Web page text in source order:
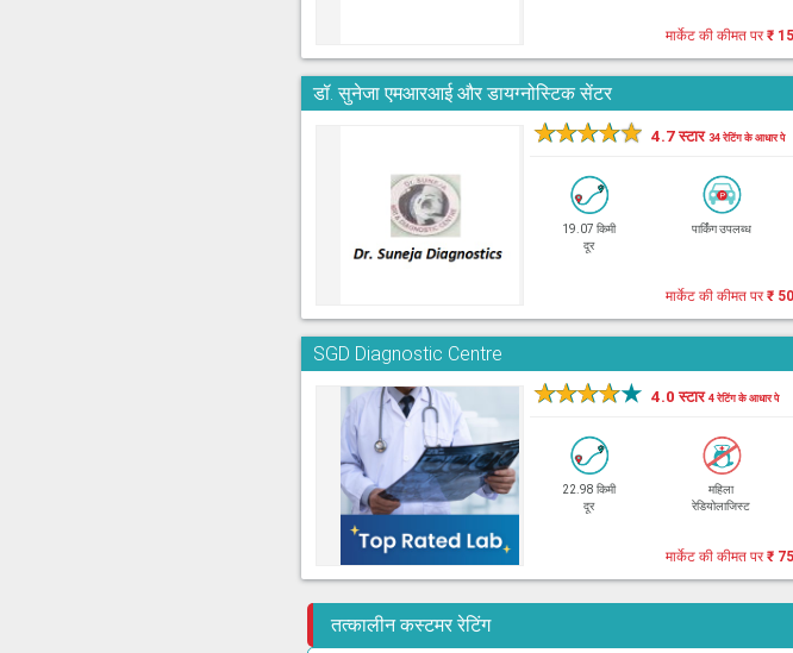
मार्केट की कीमत पर₹
डॉ. सुनेजा एमआरआई और डायग्नोस्टिक सेंटर
★★★★★ 4.7 स्टार34 रेटिंग के आधार पे
19.07 किमी
दूर
पार्किंग उपलब्ध
मार्केट की कीमत पर₹
SGD Diagnostic Centre
★★★★★ 4.0 स्टार4 रेटिंग के आधार पे
22.98 किमी
दूर
महिला
रेडियोलाजिस्ट
मार्केट की कीमत पर₹
तत्कालीन कस्टमर रेटिंग